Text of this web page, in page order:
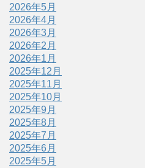
2026年5月
2026年4月
2026年3月
2026年2月
2026年1月
2025年12月
2025年11月
2025年10月
2025年9月
2025年8月
2025年7月
2025年6月
2025年5月